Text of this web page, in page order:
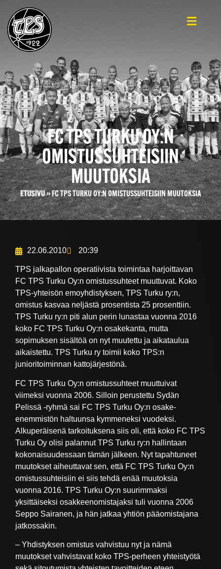
FC TPS TURKU OY:N
OMISTUSSUHTEISIIN
MUUTOKSIA
ETUSIVU»FC TPS TURKU OY:N OMISTUSSUHTEISIIN MUUTOKSIA
22.06.2010 20:39
TPS jalkapallon operatiivista toimintaa harjoittavan
FC TPS Turku Oy:n omistussuhteet muuttuvat. Koko
TPS-yhteisön emoyhdistyksen, TPS Turku ry:n,
omistus kasvaa neljästä prosentista 25 prosenttiin.
TPS Turku ry:n piti alun perin lunastaa vuonna 2016
koko FC TPS Turku Oy:n osakekanta, mutta
sopimuksen sisältöä on nyt muutettu ja aikataulua
aikaistettu. TPS Turku ry toimii koko TPS:n
junioritoiminnan kattojärjestönä.
FC TPS Turku Oy:n omistussuhteet muuttuivat
viimeksi vuonna 2006. Silloin perustettu Sydän
Pelissä -ryhmä sai FC TPS Turku Oy:n osake-
enemmistön haltuunsa kymmeneksi vuodeksi.
Alkuperäisenä tarkoituksena siis oli, että koko FC TPS
Turku Oy olisi palannut TPS Turku ry:n hallintaan
kokonaisuudessaan tämän jälkeen. Nyt tapahtuneet
muutokset aiheuttavat sen, että FC TPS Turku Oy:n
omistussuhteisiin ei siis tehdä enää muutoksia
vuonna 2016. TPS Turku Oy:n suurimmaksi
yksittäiseksi osakkeenomistajaksi tuli vuonna 2006
Seppo Sairanen, ja hän jatkaa yhtiön pääomistajana
jatkossakin.
– Yhdistyksen omistus vahvistuu nyt ja nämä
muutokset vahvistavat koko TPS-perheen yhteistyötä